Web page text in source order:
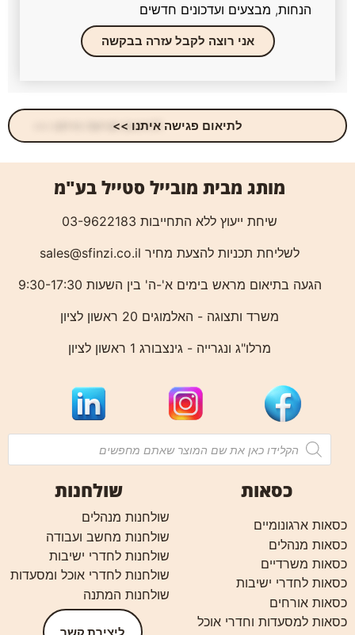
הנחות, מבצעים ועדכונים חדשים
אני רוצה לקבל עזרה בבקשה
לתיאום פגישה איתנו >>
מותג מבית מובייל סטייל בע"מ
שיחת ייעוץ ללא התחייבות 03-9622183
לשליחת תכניות להצעת מחיר sales@sfinzi.co.il
הגעה בתיאום מראש בימים א'-ה' בין השעות 9:30-17:30
משרד ותצוגה - האלמוגים 20 ראשון לציון
מרלו"ג ונגרייה - גינצבורג 1 ראשון לציון
כסאות
כסאות ארגונומיים
כסאות מנהלים
כסאות משרדיים
כסאות לחדרי ישיבות
כסאות אורחים
כסאות למסעדות וחדרי אוכל
שולחנות
שולחנות מנהלים
שולחנות מחשב ועבודה
שולחנות לחדרי ישיבות
שולחנות לחדרי אוכל ומסעדות
שולחנות המתנה